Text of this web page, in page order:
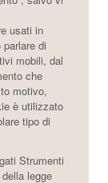
usati in
di
mobili, dal
che
motivo,
è utilizzato
tipo di
Strumenti
legge